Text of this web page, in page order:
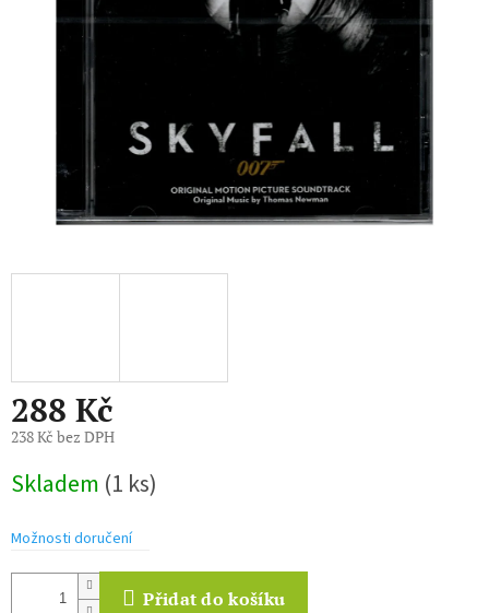
288 Kč
238 Kč bez DPH
cena:
Skladem (1 ks)
Možnosti doručení
Přidat do košíku